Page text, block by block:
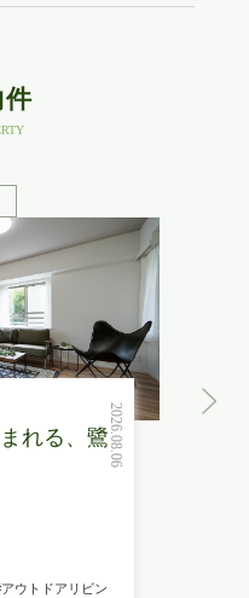
件
れる、鷺
ウトドアリビン
2026.08.06